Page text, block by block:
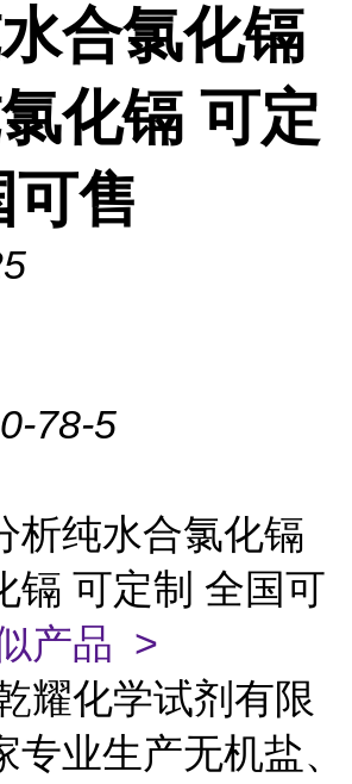
合氯化镉
化镉 可定
售
78-5
析纯水合氯化镉
镉 可定制 全国可
产品 >
耀化学试剂有限
专业生产无机盐、